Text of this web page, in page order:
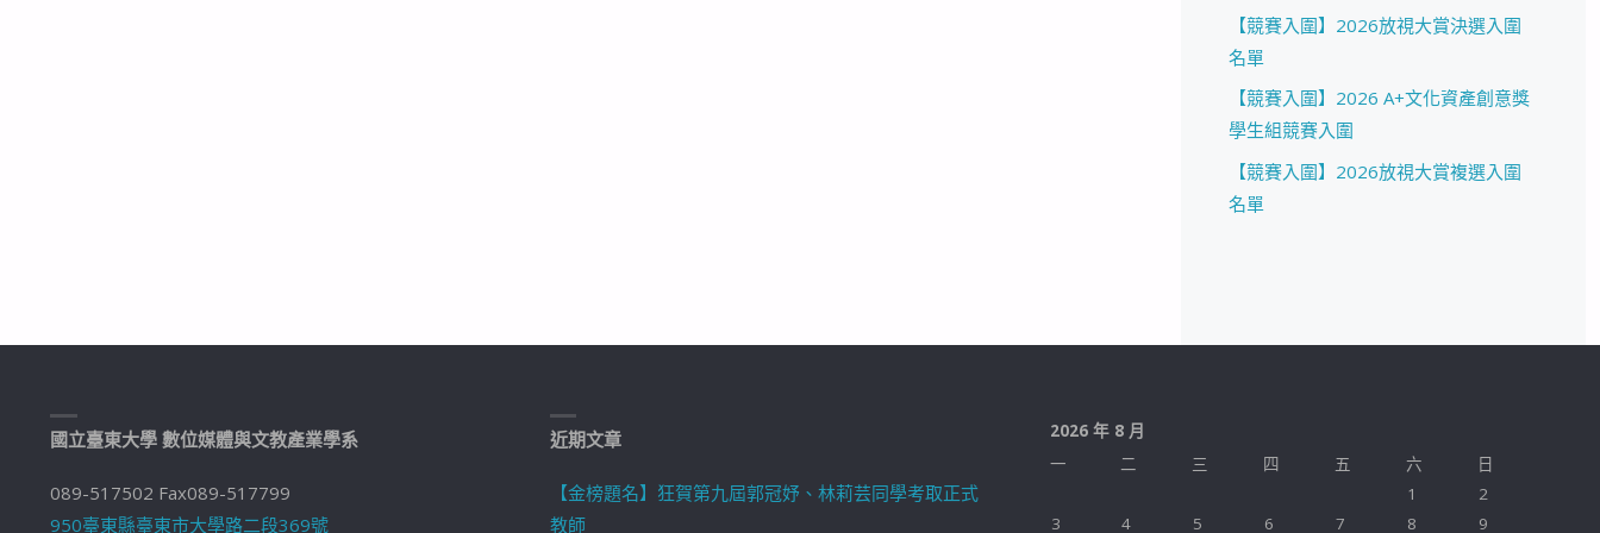
【競賽入圍】2026放視大賞決選入圍
名單
【競賽入圍】2026 A+文化資產創意獎
學生組競賽入圍
【競賽入圍】2026放視大賞複選入圍
名單
國立臺東大學 數位媒體與文教產業學系
089-517502 Fax089-517799
950臺東縣臺東市大學路二段369號
近期文章
【金榜題名】狂賀第九屆郭冠妤、林莉芸同學考取正式
教師
2026 年 8 月
一
二 三 四 五 六
日
1
2
3
4 5 6 7 8 9